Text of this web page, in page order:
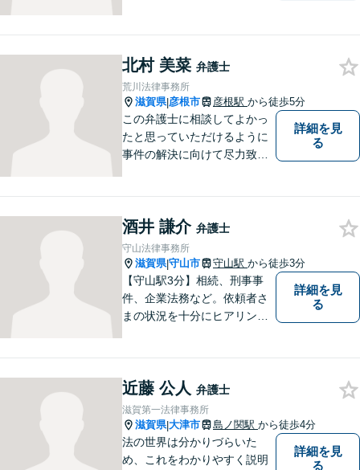
抱えるお気持ちやご希望をぜ
ひお聞かせください！
北村 美菜 弁護士
荒川法律事務所
滋賀県|彦根市 彦根駅 から徒歩5分
この弁護士に相談してよかっ
たと思っていただけるように
事件の解決に向けて尽力致し
詳細を見
る
酒井 謙介 弁護士
守山法律事務所
滋賀県|守山市 守山駅 から徒歩3分
【守山駅3分】相続、刑事事
件、企業法務など。依頼者さ
まの状況を十分にヒアリング
ます。お気軽にご相談くださ
い【隣接駐車場あり】
詳細を見
る
近藤 公人 弁護士
滋賀第一法律事務所
滋賀県|大津市 島ノ関駅 から徒歩4分
法の世界は分かりづらいた
め、これをわかりやすく説明
詳細を見
る